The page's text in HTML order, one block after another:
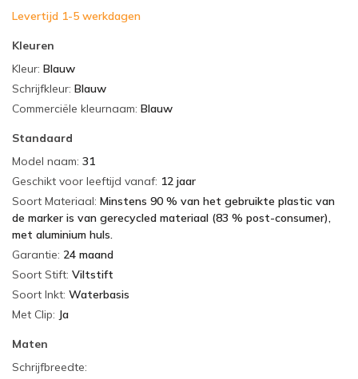
Levertijd 1-5 werkdagen
Kleuren
Kleur: Blauw
Schrijfkleur: Blauw
Commerciële kleurnaam: Blauw
Standaard
Model naam: 31
Geschikt voor leeftijd vanaf: 12 jaar
Soort Materiaal: Minstens 90 % van het gebruikte plastic van
de marker is van gerecycled materiaal (83 % post-consumer),
met aluminium huls.
Garantie: 24 maand
Soort Stift: Viltstift
Soort Inkt: Waterbasis
Met Clip: Ja
Maten
Schrijfbreedte: